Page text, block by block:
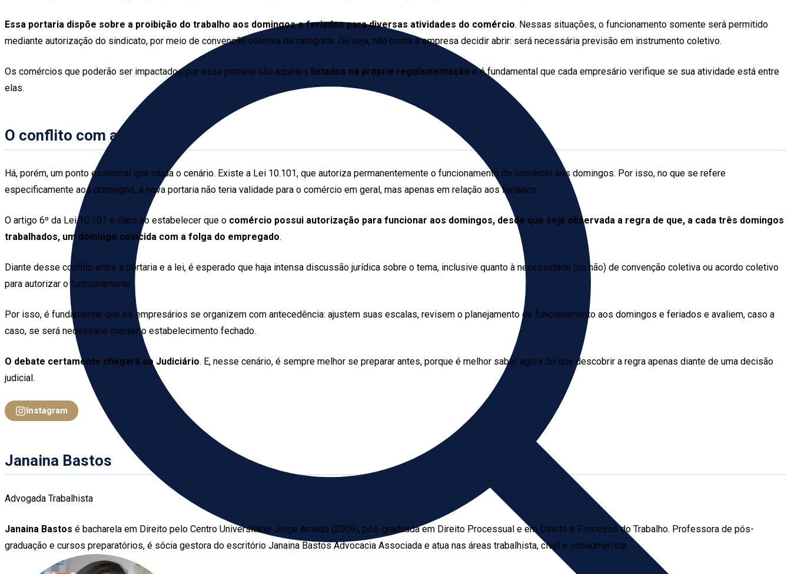
Essa portaria dispõe sobre a proibição do trabalho aos domingos e feriados para diversas atividades do comércio. Nessas situações, o funcionamento somente será permitido
mediante autorização do sindicato, por meio de convenção coletiva da categoria. Ou seja, não basta a empresa decidir abrir: será necessária previsão em instrumento coletivo.
Os comércios que poderão ser impactados por essa portaria são aqueles listados na própria regulamentação e é fundamental que cada empresário verifique se sua atividade está entre
elas.
O conflito com a Lei 10.101
Há, porém, um ponto essencial que muda o cenário. Existe a Lei 10.101, que autoriza permanentemente o funcionamento do comércio aos domingos. Por isso, no que se refere
especificamente aos domingos, a nova portaria não teria validade para o comércio em geral, mas apenas em relação aos feriados.
O artigo 6º da Lei 10.101 é claro ao estabelecer que o comércio possui autorização para funcionar aos domingos, desde que seja observada a regra de que, a cada três domingos
trabalhados, um domingo coincida com a folga do empregado.
Diante desse conflito entre a portaria e a lei, é esperado que haja intensa discussão jurídica sobre o tema, inclusive quanto à necessidade (ou não) de convenção coletiva ou acordo coletivo
para autorizar o funcionamento.
Por isso, é fundamental que os empresários se organizem com antecedência: ajustem suas escalas, revisem o planejamento de funcionamento aos domingos e feriados e avaliem, caso a
caso, se será necessário manter o estabelecimento fechado.
O debate certamente chegará ao Judiciário. E, nesse cenário, é sempre melhor se preparar antes, porque é melhor saber agora do que descobrir a regra apenas diante de uma decisão
judicial.
Instagram
Janaina Bastos
Advogada Trabalhista
Janaina Bastos é bacharela em Direito pelo Centro Universitário Jorge Amado (2009), pós-graduada em Direito Processual e em Direito e Processo do Trabalho. Professora de pós-
graduação e cursos preparatórios, é sócia gestora do escritório Janaina Bastos Advocacia Associada e atua nas áreas trabalhista, cível e consumerista.